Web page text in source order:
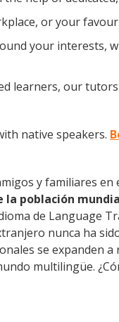
or your
your interests,
learners, our
native speakers.
y familiares
la población
de Language
nunca ha
se
multilingüe.